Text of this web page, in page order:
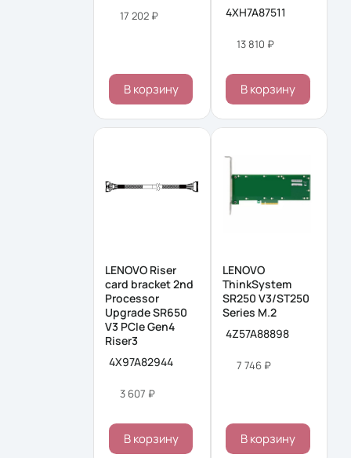
17 202 ₽
В корзину
4XH7A87511
13 810 ₽
В корзину
LENOVO Riser
card bracket 2nd
Processor
Upgrade SR650
V3 PCIe Gen4
Riser3
4X97A82944
3 607 ₽
В корзину
LENOVO
ThinkSystem
SR250 V3/ST250
Series M.2
4Z57A88898
7 746 ₽
В корзину